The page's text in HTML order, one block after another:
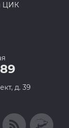
ЦИК
д. 39